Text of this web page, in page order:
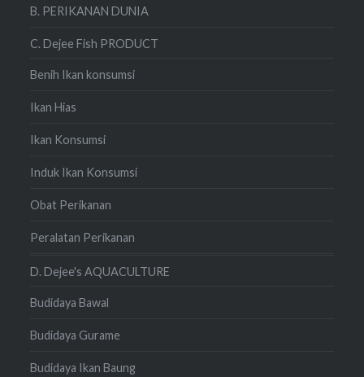
B. PERIKANAN DUNIA
C. Dejee Fish PRODUCT
Benih Ikan konsumsi
Ikan Hias
Ikan Konsumsi
Induk Ikan Konsumsi
Obat Perikanan
Peralatan Perikanan
D. Dejee's AQUACULTURE
Budidaya Bawal
Budidaya Gurame
Budidaya Ikan Baung